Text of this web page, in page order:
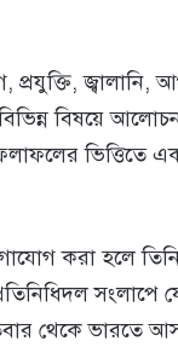
জ্বালানি,
বিষয়ে
ভিত্তিতে
করা হলে
সংলাপে
থেকে ভারতে